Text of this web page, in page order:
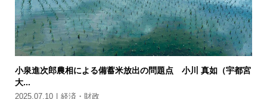
小泉進次郎農相による備蓄米放出の問題点 小川 真如（宇都宮
大...
2025.07.10 経済・財政